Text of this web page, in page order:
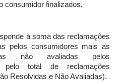
consumidor finalizados.
à soma das reclamações
pelos consumidores mais as
não avaliadas pelos
pelo total de reclamações
Resolvidas e Não Avaliadas).